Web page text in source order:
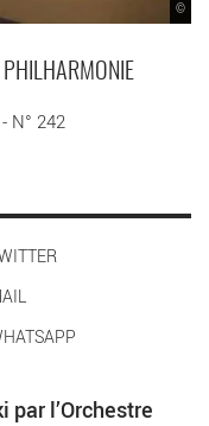
©
N° 242
l’Orchestre